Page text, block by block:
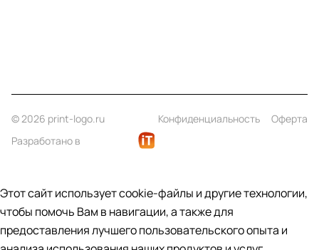
© 2026 print-logo.ru Конфиденциальность
Оферта
Разработано в
Этот сайт использует cookie-файлы и другие технологии,
чтобы помочь Вам в навигации, а также для
предоставления лучшего пользовательского опыта и